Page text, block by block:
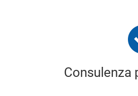
Consulenza